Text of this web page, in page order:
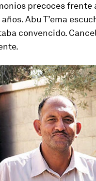
precoces frente
Abu T’ema
convencido.